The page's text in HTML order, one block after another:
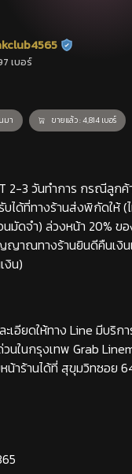
ร้านยืนยันแล้ว
เบอร์
มา ขายแล้ว : 4,814 เบอร์
2-3 วันทำการ กรณีลูก
บได้ที่ทางร้านส่งพิกัดให้
มัดจำ) ล่วงหน้า 20% ข
ญาณทางร้านยินดีคืนเงิ
งิน)
ะเอียดให้ทาง Line มีบริก
นในกรุงเทพ Grab
น้าร้านได้ที่ สุขุมวิทซอย